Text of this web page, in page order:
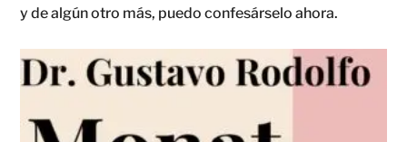
y de algún otro más, puedo confesárselo ahora.